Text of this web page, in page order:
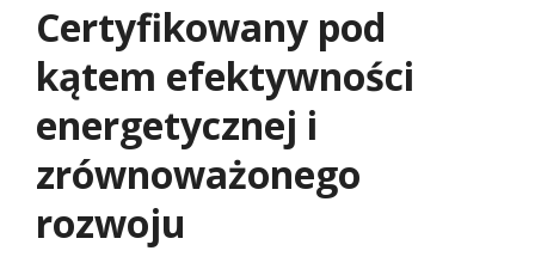
Certyfikowany pod
kątem efektywności
energetycznej i
zrównoważonego
rozwoju​ ​